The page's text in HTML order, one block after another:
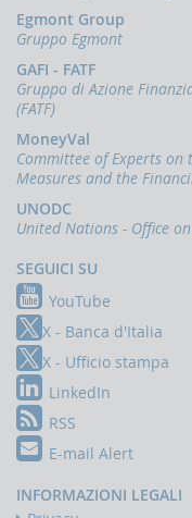
Accesso
al
portale
Infostat-
UIF
istruzioni
tutorial
Rapporto
annuale
Quaderni
dell'antiriciclaggio
Newsletter
Interventi
del
Direttore
della
Banca
Egmont Group
Gruppo Egmont
GAFI - FATF
Gruppo di Azione
(FATF)
MoneyVal
Committee of Experts
Measures and the
UNODC
United Nations - Office
SEGUICI SU
YouTube
X - Banca d'Italia
X - Ufficio stampa
LinkedIn
RSS
E-mail Alert
INFORMAZIONI LEGALI